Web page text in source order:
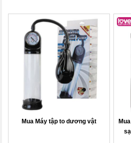
Mua Máy tập to dương vật